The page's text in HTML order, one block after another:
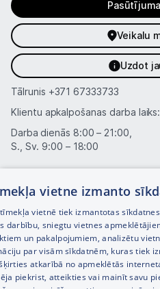
Veikalu
Uzdot
Tālrunis +371 67333733
Klientu apkalpošanas darba laiks:
Darba dienās 8:00 – 21:00,
S., Sv. 9:00 – 18:00
Informācija
Noderīgas saites
vietne izmanto
vietnē tiek izmantotas
darbību, sniegtu vietnes
un pakalpojumiem, analizētu
par visām sīkdatnēm, kuras tiek
atkarībā no apmeklētās
piekrist, atteikties vai mainīt savu